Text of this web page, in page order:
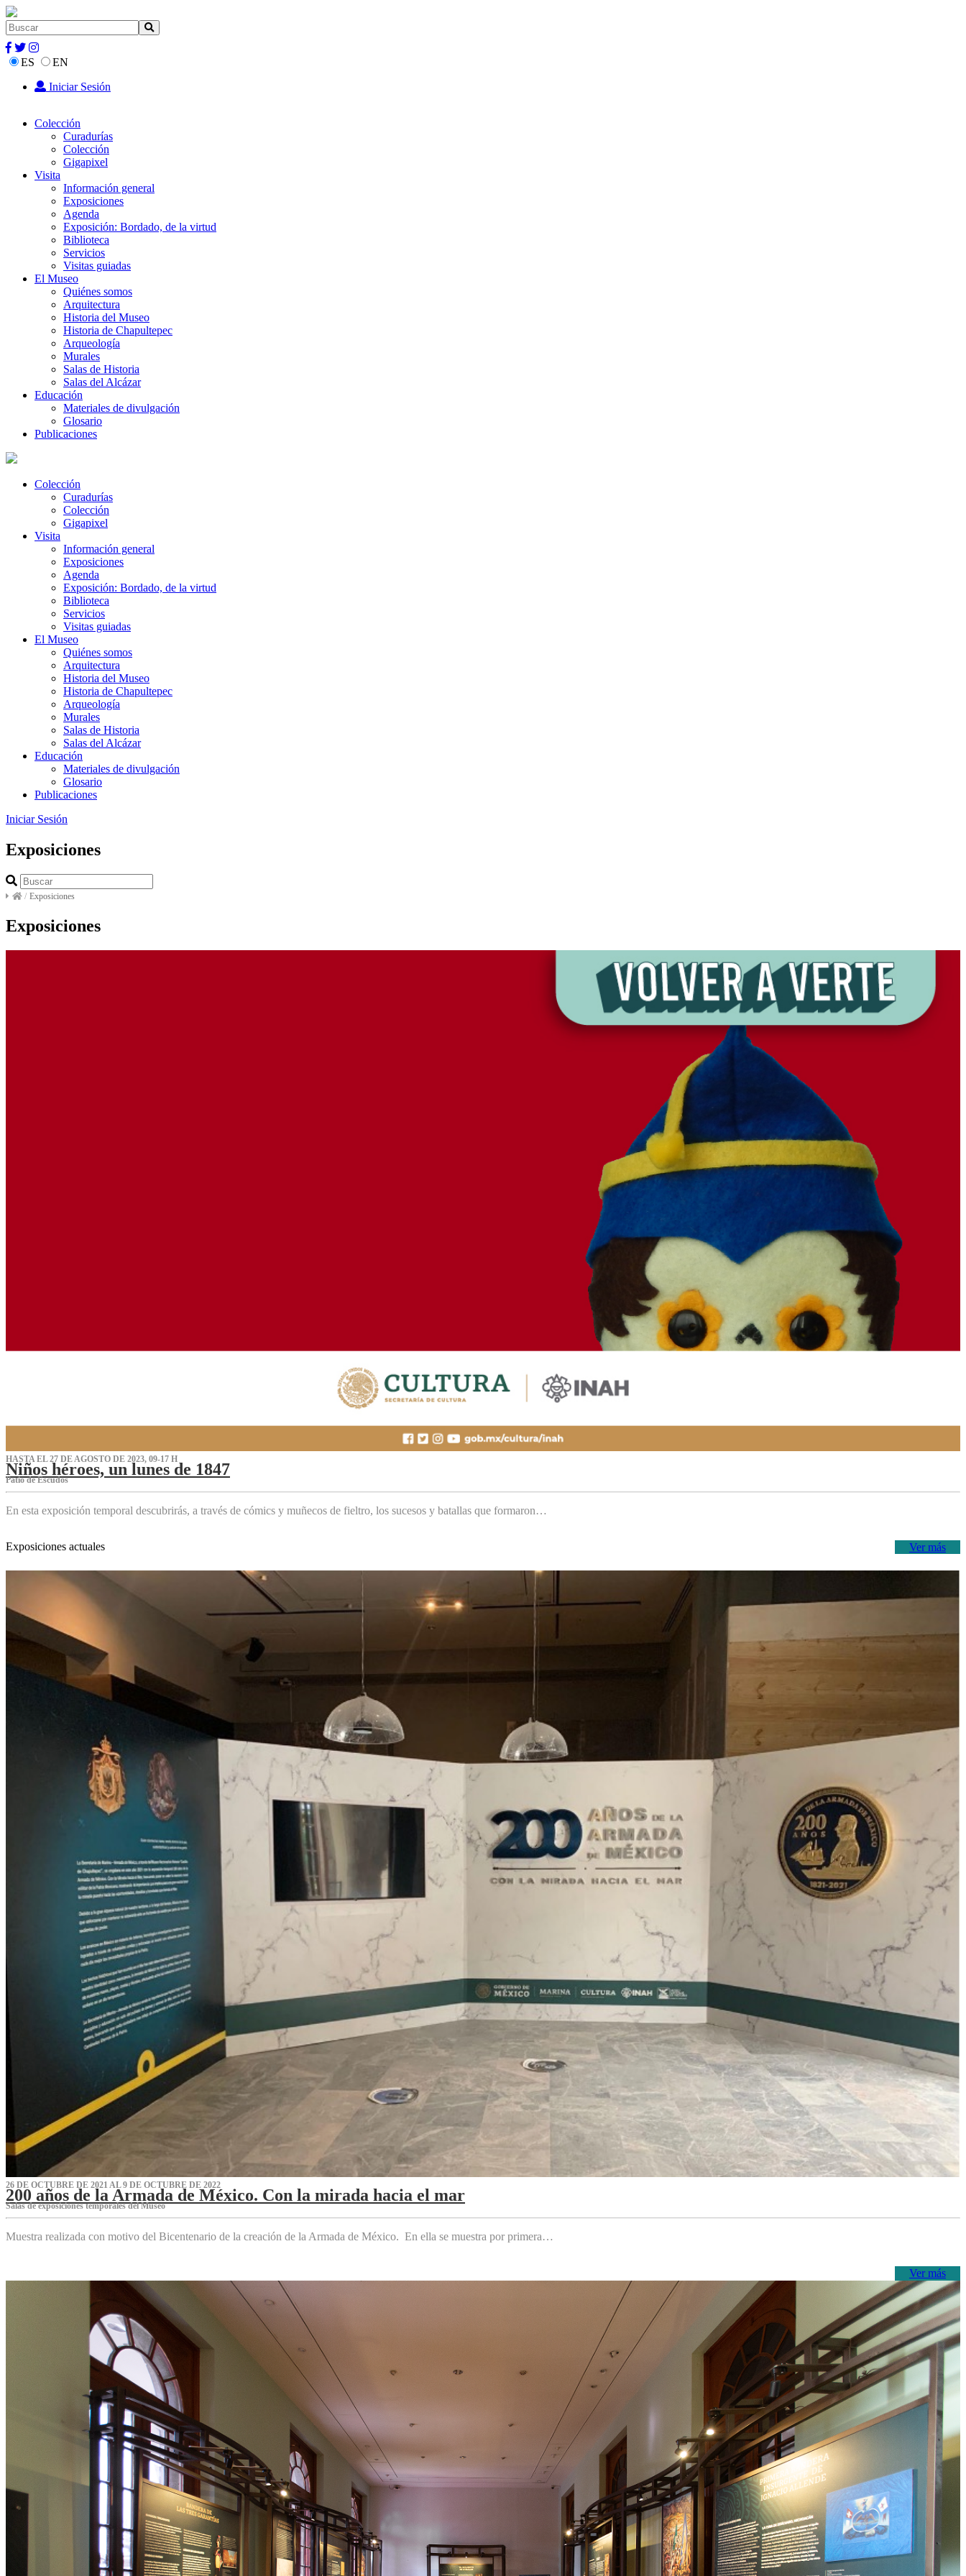
ES
EN
Iniciar Sesión
Colección
Curadurías
Colección
Gigapixel
Visita
Información general
Exposiciones
Agenda
Exposición: Bordado, de la virtud
Biblioteca
Servicios
Visitas guiadas
El Museo
Quiénes somos
Arquitectura
Historia del Museo
Historia de Chapultepec
Arqueología
Murales
Salas de Historia
Salas del Alcázar
Educación
Materiales de divulgación
Glosario
Publicaciones
Colección
Curadurías
Colección
Gigapixel
Visita
Información general
Exposiciones
Agenda
Exposición: Bordado, de la virtud
Biblioteca
Servicios
Visitas guiadas
El Museo
Quiénes somos
Arquitectura
Historia del Museo
Historia de Chapultepec
Arqueología
Murales
Salas de Historia
Salas del Alcázar
Educación
Materiales de divulgación
Glosario
Publicaciones
Iniciar Sesión
Exposiciones
/ Exposiciones
Exposiciones
HASTA EL 27 DE AGOSTO DE 2023, 09-17 H
Niños héroes, un lunes de 1847
Patio de Escudos
En esta exposición temporal descubrirás, a través de cómics y muñecos de fieltro, los sucesos y batallas que formaron…
Ver más
Exposiciones actuales
26 DE OCTUBRE DE 2021 AL 9 DE OCTUBRE DE 2022
200 años de la Armada de México. Con la mirada hacia el mar
Salas de exposiciones temporales del Museo‌
Muestra realizada con motivo del Bicentenario de la creación de la Armada de México. En ella se muestra por primera…
Ver más